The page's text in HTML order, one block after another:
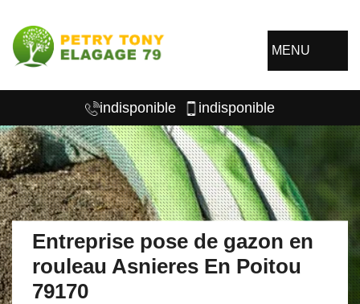
MENU
indisponible indisponible
Entreprise pose de gazon en
rouleau Asnieres En Poitou
79170